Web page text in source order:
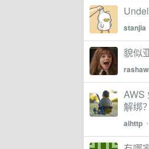
stanjia
貌似
AWS
解绑？
aihttp •